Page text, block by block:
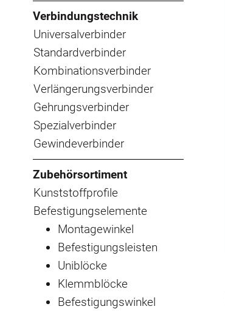
Verbindungstechnik
Universalverbinder
Standardverbinder
Kombinationsverbinder
Verlängerungsverbinder
Gehrungsverbinder
Spezialverbinder
Gewindeverbinder
Zubehörsortiment
Kunststoffprofile
Befestigungselemente
Montagewinkel
Befestigungsleisten
Uniblöcke
Klemmblöcke
Befestigungswinkel